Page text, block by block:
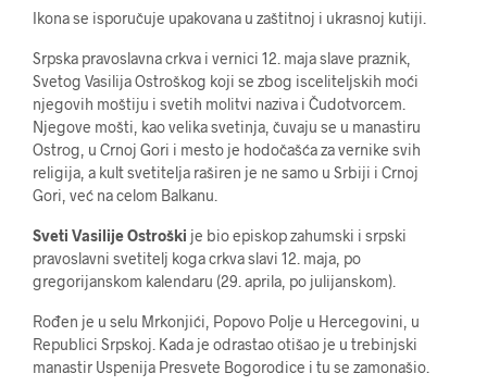
Ikona se isporučuje upakovana u zaštitnoj i ukrasnoj kutiji.
Srpska pravoslavna crkva i vernici 12. maja slave praznik,
Svetog Vasilija Ostroškog koji se zbog isceliteljskih moći
njegovih moštiju i svetih molitvi naziva i Čudotvorcem.
Njegove mošti, kao velika svetinja, čuvaju se u manastiru
Ostrog, u Crnoj Gori i mesto je hodočašća za vernike svih
religija, a kult svetitelja raširen je ne samo u Srbiji i Crnoj
Gori, već na celom Balkanu.
Sveti Vasilije Ostroški je bio episkop zahumski i srpski
pravoslavni svetitelj koga crkva slavi 12. maja, po
gregorijanskom kalendaru (29. aprila, po julijanskom).
Rođen je u selu Mrkonjići, Popovo Polje u Hercegovini, u
Republici Srpskoj. Kada je odrastao otišao je u trebinjski
manastir Uspenija Presvete Bogorodice i tu se zamonašio.